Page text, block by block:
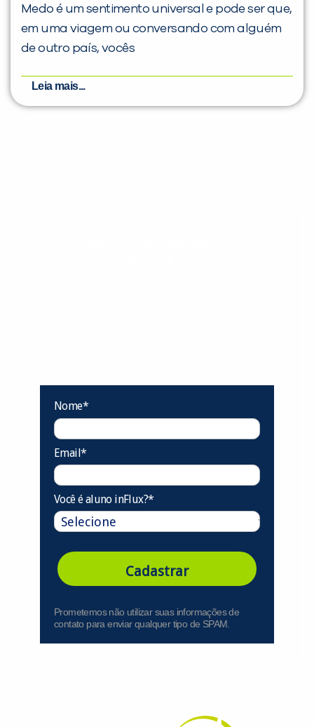
Medo é um sentimento universal e pode ser que,
em uma viagem ou conversando com alguém
de outro país, vocês
Leia mais...
Nome*
Email*
Você é aluno inFlux?*
Cadastrar
Prometemos não utilizar suas informações de
contato para enviar qualquer tipo de SPAM.